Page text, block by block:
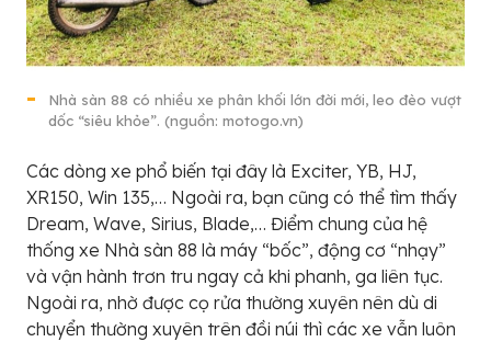
Nhà sàn 88 có nhiều xe phân khối lớn đời mới, leo đèo vượt
dốc “siêu khỏe”. (nguồn: motogo.vn)
Các dòng xe phổ biến tại đây là Exciter, YB, HJ,
XR150, Win 135,… Ngoài ra, bạn cũng có thể tìm thấy
Dream, Wave, Sirius, Blade,… Điểm chung của hệ
thống xe Nhà sàn 88 là máy “bốc”, động cơ “nhạy”
và vận hành trơn tru ngay cả khi phanh, ga liên tục.
Ngoài ra, nhờ được cọ rửa thường xuyên nên dù di
chuyển thường xuyên trên đồi núi thì các xe vẫn luôn